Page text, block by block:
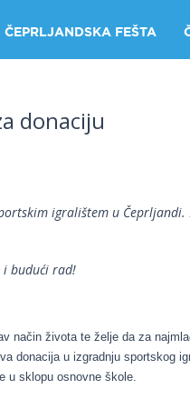
ČEPRLJANDSKA FEŠTA
donaciju
igralištem u
i budući rad!
način života te želje da za
donacija u izgradnju sportskog
u sklopu osnovne škole.